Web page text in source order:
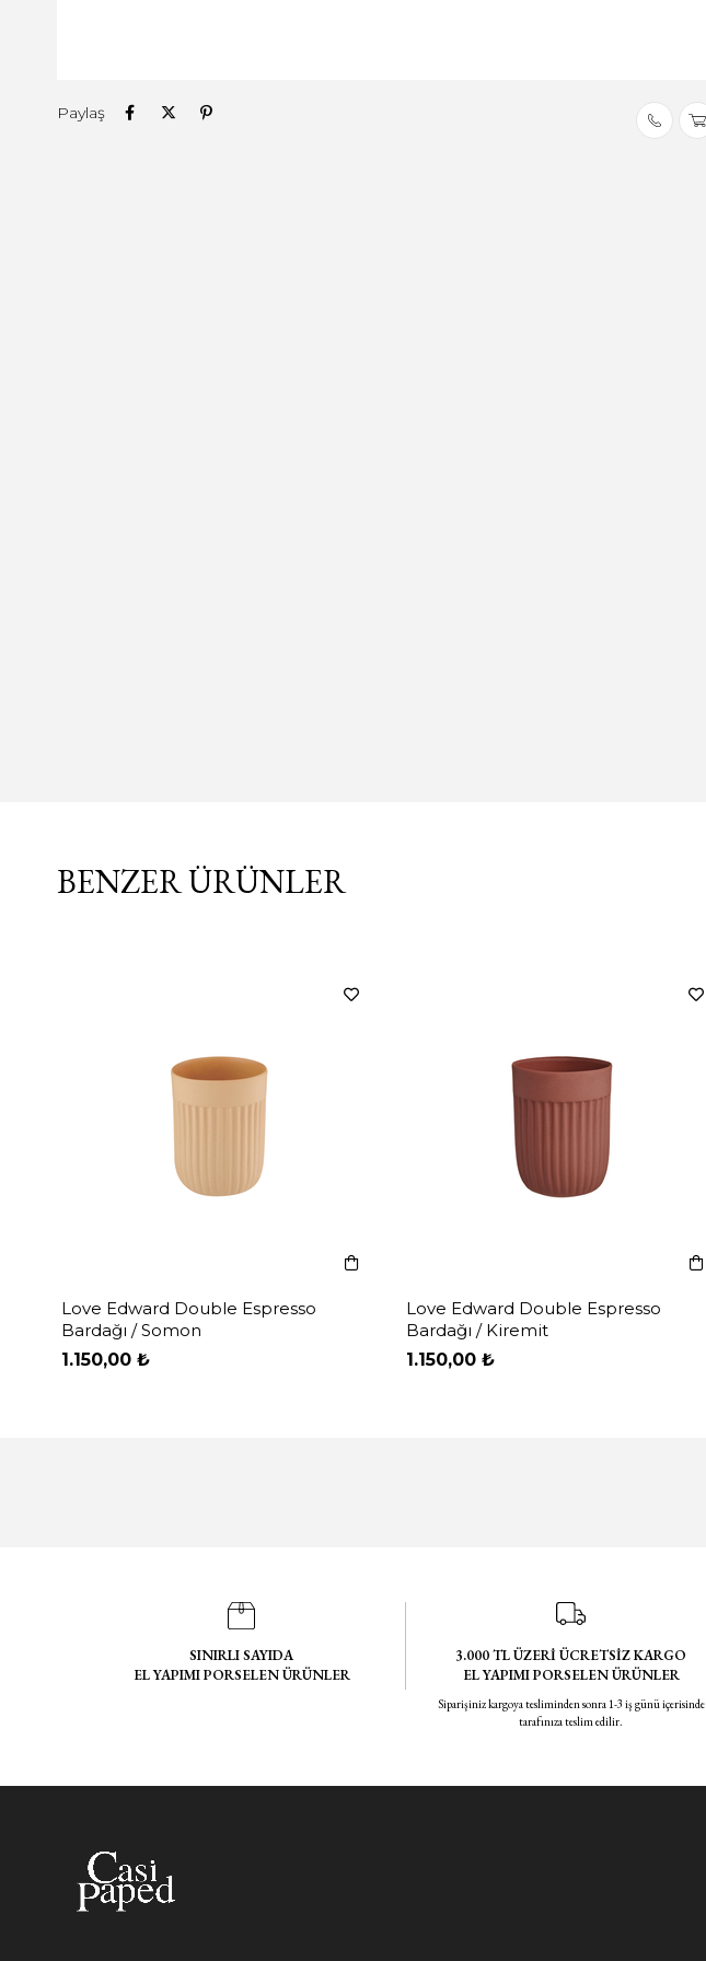
Paylaş
BENZER ÜRÜNLER
Love Edward Double Espresso
Bardağı / Somon
1.150,00 ₺
Love Edward Double Espresso
Bardağı / Kiremit
1.150,00 ₺
SINIRLI SAYIDA
EL YAPIMI PORSELEN ÜRÜNLER
3.000 TL ÜZERİ ÜCRETSİZ KARGO
EL YAPIMI PORSELEN ÜRÜNLER
Siparişiniz kargoya tesliminden sonra 1-3 iş günü içerisinde
tarafınıza teslim edilir.